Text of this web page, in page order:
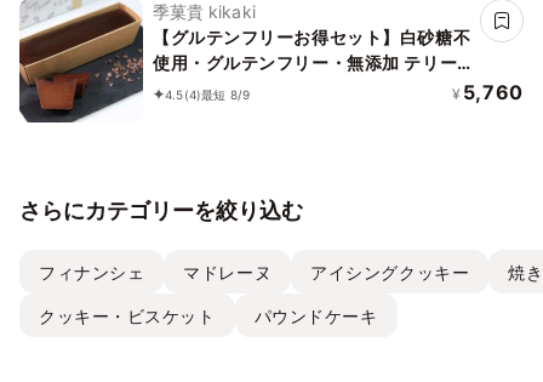
季菓貴 kikaki
【グルテンフリーお得セット】白砂糖不
使用・グルテンフリー・無添加 テリー
ヌショコラとバスクチーズケーキ 米粉
4.5(4)最短 8/9 ¥ 5,760
さらにカテゴリーを絞り込む
フィナンシェ マドレーヌ アイシングクッキー 焼
クッキー・ビスケット パウンドケーキ